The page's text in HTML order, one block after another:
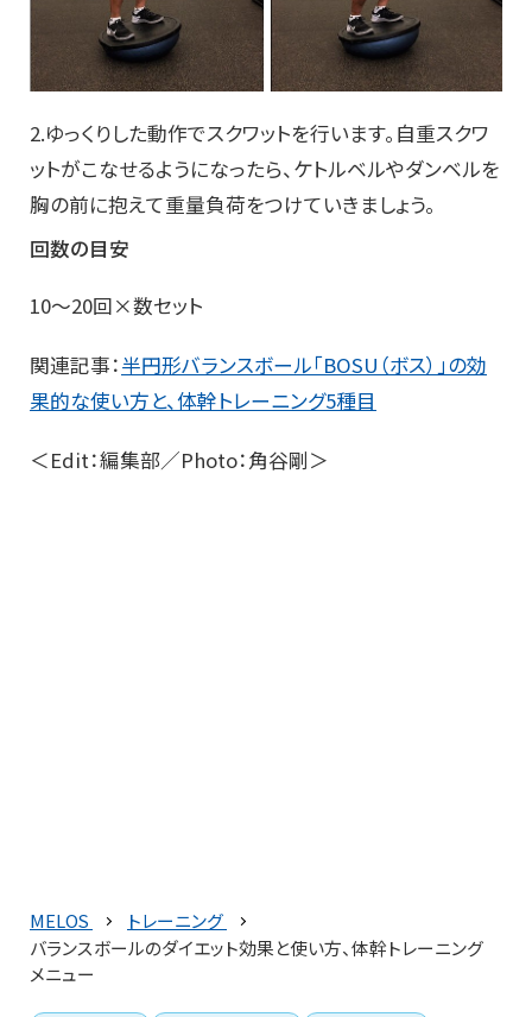
2.ゆっくりした動作でスクワットを行います。自重スクワ
ットがこなせるようになったら、ケトルベルやダンベルを
胸の前に抱えて重量負荷をつけていきましょう。
回数の目安
10～20回×数セット
関連記事：半円形バランスボール「BOSU（ボス）」の効
果的な使い方と、体幹トレーニング5種目
＜Edit：編集部／Photo：角谷剛＞
MELOS
トレーニング
バランスボールのダイエット効果と使い方、体幹トレーニング
メニュー